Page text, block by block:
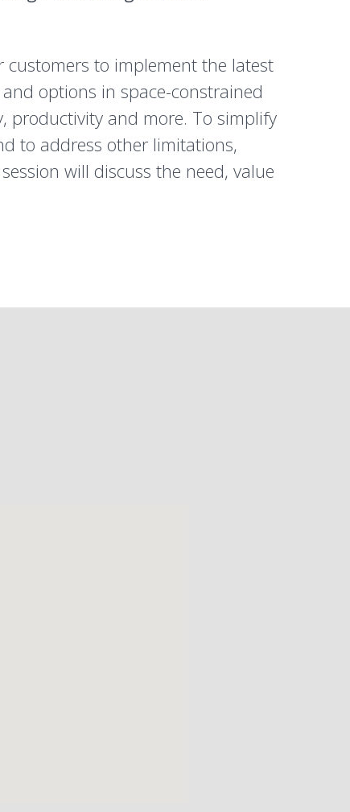
customers to implement the latest
options in space-constrained
productivity and more. To simplify
to address other limitations,
will discuss the need, value